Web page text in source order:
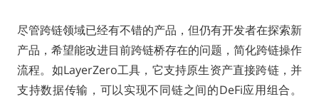
尽管跨链领域已经有不错的产品，但仍有开发者在探索新
产品，希望能改进目前跨链桥存在的问题，简化跨链操作
流程。如LayerZero工具，它支持原生资产直接跨链，并
支持数据传输，可以实现不同链之间的DeFi应用组合。